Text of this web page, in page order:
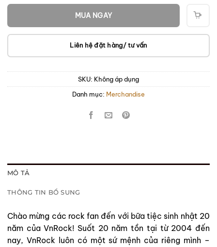
MUA NGAY
Liên hệ đặt hàng/ tư vấn
SKU: Không áp dụng
Danh mục: Merchandise
MÔ TẢ
THÔNG TIN BỔ SUNG
Chào mừng các rock fan đến với bữa tiệc sinh nhật 20
năm của VnRock! Suốt 20 năm tồn tại từ 2004 đến
nay, VnRock luôn có một sứ mệnh của riêng mình –